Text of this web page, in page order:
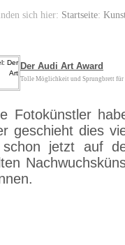
sich hier: Startseite:
Der Audi Art Award
Tolle Möglichkeit und Sprungbrett für
Fotokünstler
geschieht dies
jetzt auf